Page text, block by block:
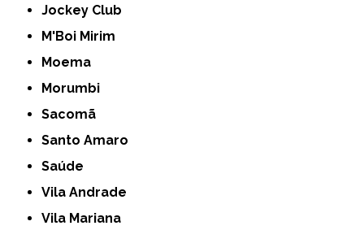
Jockey Club
M'Boi Mirim
Moema
Morumbi
Sacomã
Santo Amaro
Saúde
Vila Andrade
Vila Mariana